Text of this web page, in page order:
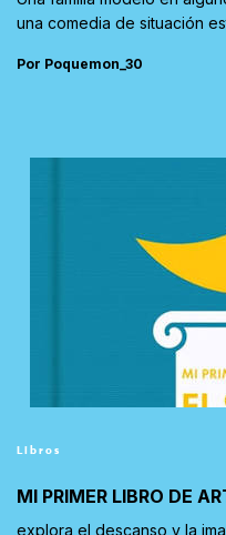
una comedia de situación
Por Poquemon_30
Libros
MI PRIMER LIBRO DE
explora el descanso y la